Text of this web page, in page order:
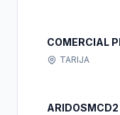
COMERCIAL
TARIJA
ARIDOSMCD2